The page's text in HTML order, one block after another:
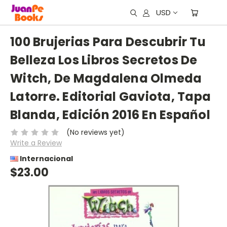
USD
100 Brujerias Para Descubrir Tu
Belleza Los Libros Secretos De
Witch, De Magdalena Olmeda
Latorre. Editorial Gaviota, Tapa
Blanda, Edición 2016 En Español
(No reviews yet)
Write a Review
Internacional
$23.00